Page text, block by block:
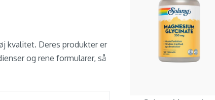
kvalitet. Deres produkter er
og rene formularer, så